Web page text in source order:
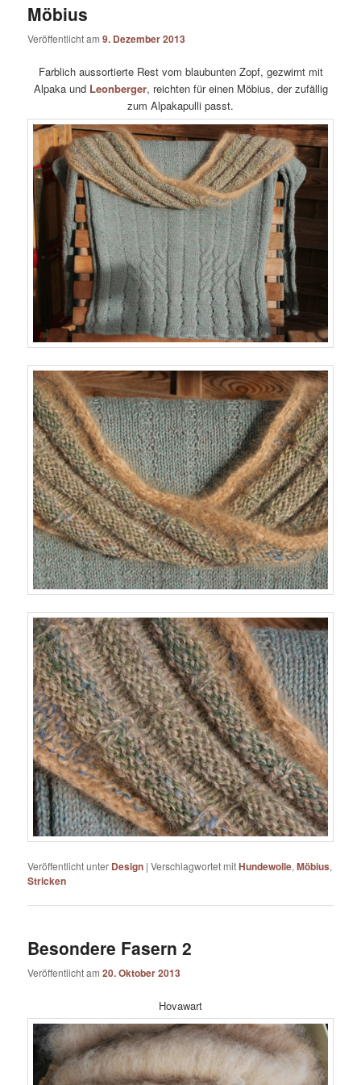
Möbius
Veröffentlicht am9. Dezember 2013
Farblich aussortierte Rest vom blaubunten Zopf, gezwirnt mit
Alpaka und Leonberger, reichten für einen Möbius, der zufällig
zum Alpakapulli passt.
Veröffentlicht unter Design |Verschlagwortet mitHundewolle,Möbius,
Stricken
Besondere Fasern 2
Veröffentlicht am20. Oktober 2013
Hovawart